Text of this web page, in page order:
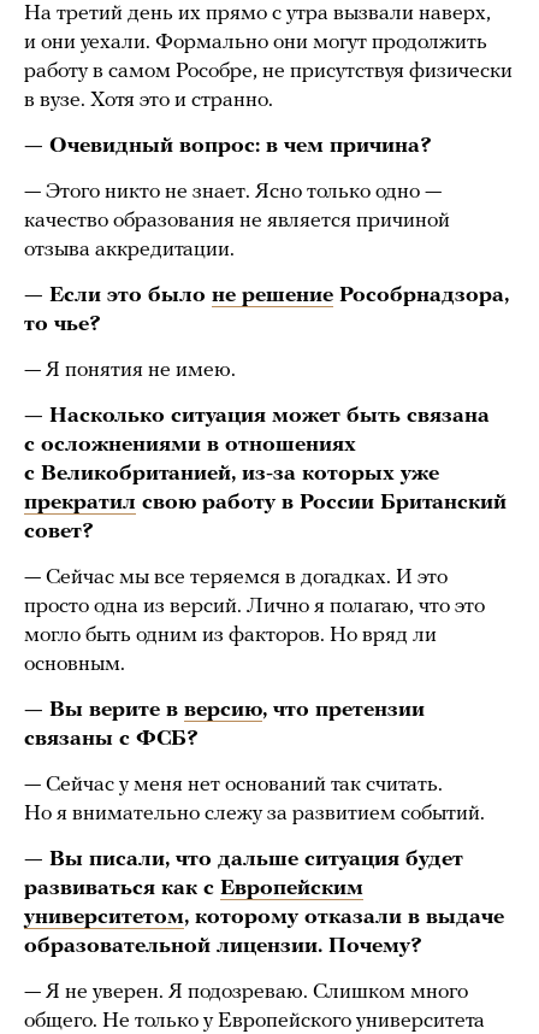
На третий день их прямо с утра вызвали наверх,
и они уехали. Формально они могут продолжить
работу в самом Рособре, не присутствуя физически
в вузе. Хотя это и странно.
— Очевидный вопрос: в чем причина?
— Этого никто не знает. Ясно только одно —
качество образования не является причиной
отзыва аккредитации.
— Если это было не решение Рособрнадзора,
то чье?
— Я понятия не имею.
— Насколько ситуация может быть связана
с осложнениями в отношениях
с Великобританией, из-за которых уже
прекратил свою работу в России Британский
совет?
— Сейчас мы все теряемся в догадках. И это
просто одна из версий. Лично я полагаю, что это
могло быть одним из факторов. Но вряд ли
основным.
— Вы верите в версию, что претензии
связаны с ФСБ?
— Сейчас у меня нет оснований так считать.
Но я внимательно слежу за развитием событий.
— Вы писали, что дальше ситуация будет
развиваться как с Европейским
университетом, которому отказали в выдаче
образовательной лицензии. Почему?
— Я не уверен. Я подозреваю. Слишком много
общего. Не только у Европейского университета